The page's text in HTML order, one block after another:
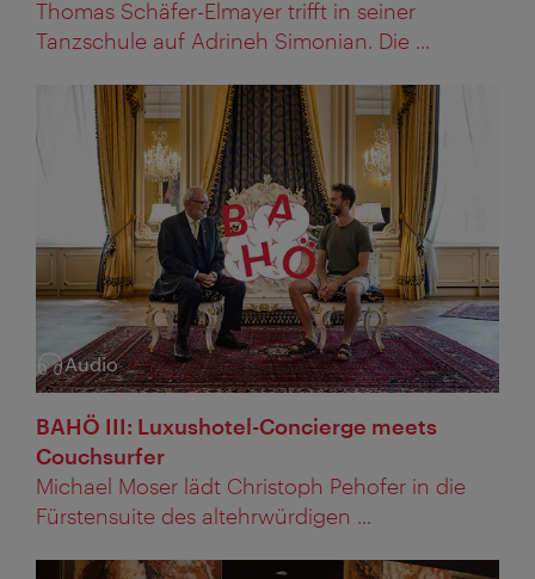
Thomas Schäfer-Elmayer trifft in seiner
Tanzschule auf Adrineh Simonian. Die ...
Kategorie:
Audio
BAHÖ III: Luxushotel-Concierge meets
Couchsurfer
Michael Moser lädt Christoph Pehofer in die
Fürstensuite des altehrwürdigen ...